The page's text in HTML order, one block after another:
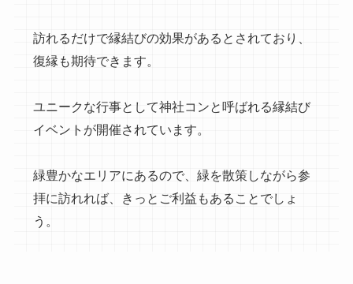
訪れるだけで縁結びの効果があるとされており、
復縁も期待できます。
ユニークな行事として神社コンと呼ばれる縁結び
イベントが開催されています。
緑豊かなエリアにあるので、緑を散策しながら参
拝に訪れれば、きっとご利益もあることでしょ
う。